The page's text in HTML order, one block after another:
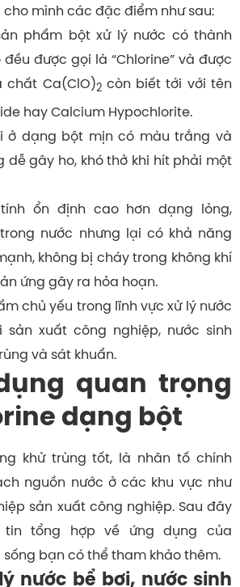
mình các đặc điểm như sau:
phẩm bột xử lý nước có thành
được gọi là “Chlorine” và được
chất Ca(ClO)2còn biết tới với tên
hay Calcium Hypochlorite.
ở dạng bột mịn có màu trắng và
dễ gây ho, khó thở khi hít phải một
ổn định cao hơn dạng lỏng,
nước nhưng lại có khả năng
không bị cháy trong không khí
ứng gây ra hỏa hoạn.
chủ yếu trong lĩnh vực xử lý nước
sản xuất công nghiệp, nước sinh
và sát khuẩn.
quan trọng
dạng bột
khử trùng tốt, là nhân tố chính
nguồn nước ở các khu vực như
sản xuất công nghiệp. Sau đây
tin tổng hợp về ứng dụng của
bạn có thể tham khảo thêm.
nước bể bơi, nước sinh